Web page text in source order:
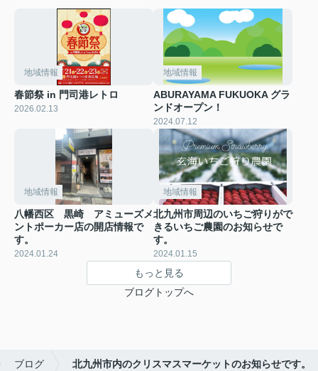
地域情報
春節祭 in 門司港レトロ
2026.02.13
地域情報
ABURAYAMA FUKUOKA グラ
ンドオープン！
2024.07.12
地域情報
八幡西区 黒崎 アミューズメ
ントポーカー店の開店情報で
す。
2024.01.24
地域情報
北九州市周辺のいちご狩りがで
きるいちご農園のお知らせで
す。
2024.01.15
もっと見る
ブログトップへ
ブログ 北九州市内のクリスマスマーケットのお知らせです。